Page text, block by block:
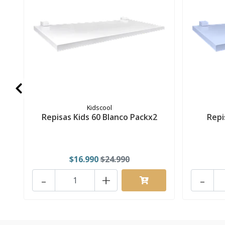
Kidscool
Repisas Kids 60 Blanco Packx2
$16.990$24.990
+
- -